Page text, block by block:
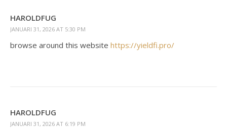
HAROLDFUG
JANUARI 31, 2026 AT 5:30 PM
browse around this website https://yieldfi.pro/
HAROLDFUG
JANUARI 31, 2026 AT 6:19 PM